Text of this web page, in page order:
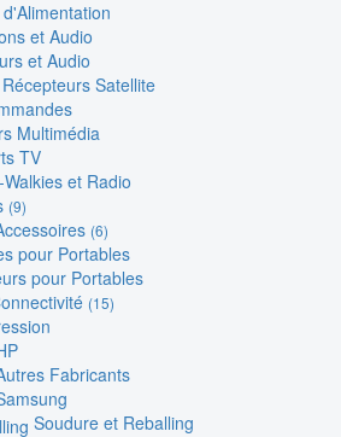
et Audio
et Audio
Satellite
Multimédia
TV
et Radio
(9)
(6)
pour Portables
pour Portables
(15)
Fabricants
Soudure et Reballing